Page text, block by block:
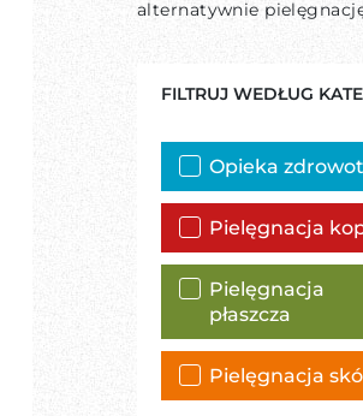
alternatywnie
FILTRUJ WEDŁUG
Opieka
Pielęgnacja
Pielęgnacja
płaszcza
Pielęgnacja